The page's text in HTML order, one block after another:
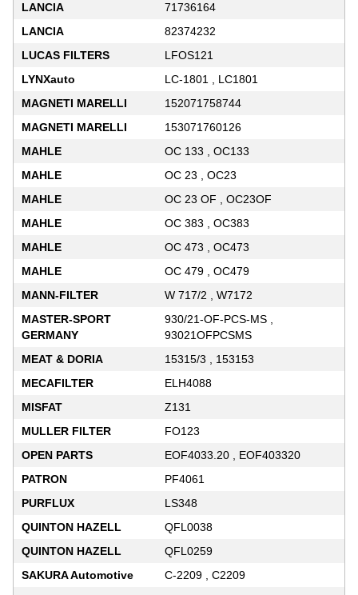
LANCIA
71736164
LANCIA
82374232
LUCAS FILTERS
LFOS121
LYNXauto
LC-1801 , LC1801
MAGNETI MARELLI
152071758744
MAGNETI MARELLI
153071760126
MAHLE
OC 133 , OC133
MAHLE
OC 23 , OC23
MAHLE
OC 23 OF , OC23OF
MAHLE
OC 383 , OC383
MAHLE
OC 473 , OC473
MAHLE
OC 479 , OC479
MANN-FILTER
W 717/2 , W7172
MASTER-SPORT
GERMANY
930/21-OF-PCS-MS ,
93021OFPCSMS
MEAT & DORIA
15315/3 , 153153
MECAFILTER
ELH4088
MISFAT
Z131
MULLER FILTER
FO123
OPEN PARTS
EOF4033.20 , EOF403320
PATRON
PF4061
PURFLUX
LS348
QUINTON HAZELL
QFL0038
QUINTON HAZELL
QFL0259
SAKURA Automotive
C-2209 , C2209